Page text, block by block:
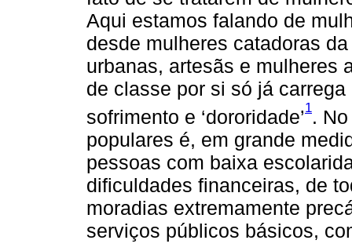
Aqui estamos falando de
desde mulheres catadoras
urbanas, artesãs e mulheres
de classe por si só já
sofrimento e ‘dororidade’1.
populares é, em grande
pessoas com baixa
dificuldades financeiras, de
moradias extremamente
serviços públicos básicos,